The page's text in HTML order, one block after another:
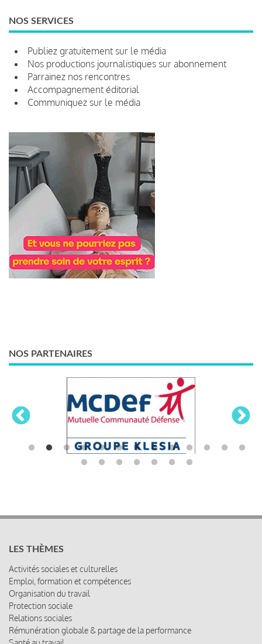
NOS SERVICES
Publiez gratuitement sur le média
Nos productions journalistiques sur abonnement
Parrainez nos rencontres
Accompagnement éditorial
Communiquez sur le média
NOS PARTENAIRES
LES THÈMES
Activités sociales et culturelles
Emploi, formation et compétences
Organisation du travail
Protection sociale
Relations sociales
Rémunération globale & partage de la performance